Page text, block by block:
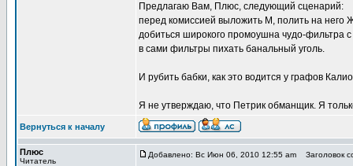
Предлагаю Вам, Плюс, следующий сценарий:
перед комиссией выложить М, полить на
добиться широкого промоушна чудо-фильтра
в сами фильтры пихать банальный уголь.
И рубить бабки, как это водится у графов
Я не утверждаю, что Петрик обманщик. Я
Вернуться к началу
Плюс
Читатель
Добавлено: Вс Июн 06, 2010 12:55 am Заголовок